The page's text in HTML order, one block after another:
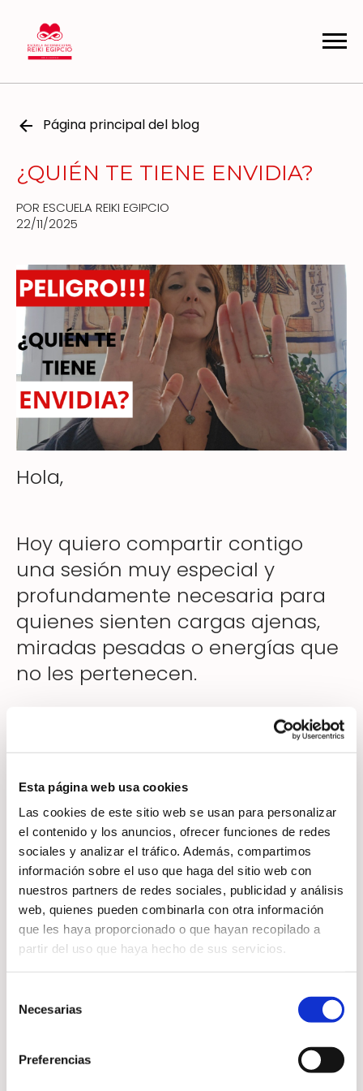
Esta página web usa cookies
Las cookies de este sitio web se usan para personalizar
el contenido y los anuncios, ofrecer funciones de redes
sociales y analizar el tráfico. Además, compartimos
información sobre el uso que haga del sitio web con
nuestros partners de redes sociales, publicidad y análisis
web, quienes pueden combinarla con otra información
que les haya proporcionado o que hayan recopilado a
partir del uso que haya hecho de sus servicios.
Necesarias
Preferencias
Página principal del blog
¿QUIÉN TE TIENE ENVIDIA?
POR ESCUELA REIKI EGIPCIO
22/11/2025
Hola,
Hoy quiero compartir contigo
una sesión muy especial y
profundamente necesaria para
quienes sienten cargas ajenas,
miradas pesadas o energías que
no les pertenecen.
Acabo de publicar un nuevo
video enfocado en cortar y
proveniente de ojos envidiosos,
limpiando tu campo energético y
reforzando tu protección natural.
En esta sesión de Reiki
trabajamos para:
🛡️ Romper energías de envidia,
celos y vibra densa
fortalecer tu aura
🛡️ Liberarte de sensaciones de